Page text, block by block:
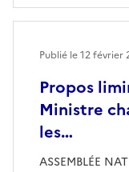
Propos
Ministre
les…
ASSEMBLÉE
Publié le12 février